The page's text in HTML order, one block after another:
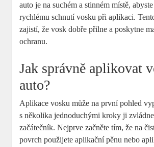
auto je na suchém a stinném místě,
rychlému schnutí vosku při aplikaci.
zajistí, že vosk dobře přilne a poskytne
ochranu.
Jak správně aplikovat
auto?
Aplikace vosku může na první pohled
s několika jednoduchými kroky ji
začátečník. Nejprve začněte tím, že na
povrch použijete aplikační pěnu nebo